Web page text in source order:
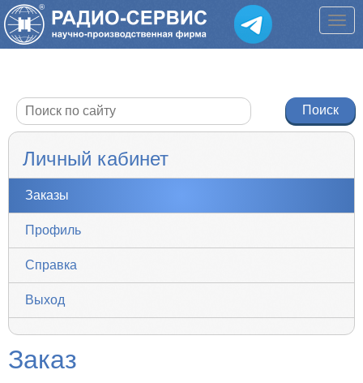
Личный кабинет
Заказы
Профиль
Справка
Выход
Заказ